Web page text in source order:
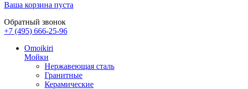
Ваша корзина пуста
Обратный звонок
+7 (495) 666-25-96
Omoikiri
Мойки
Нержавеющая сталь
Гранитные
Керамические